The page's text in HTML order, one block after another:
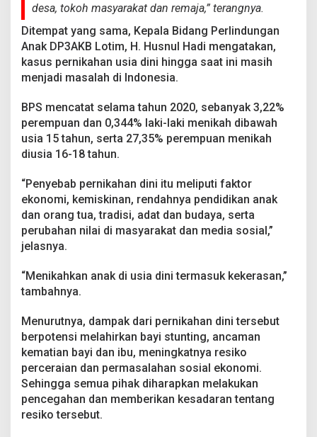
desa, tokoh masyarakat dan remaja,” terangnya.
Ditempat yang sama, Kepala Bidang Perlindungan
Anak DP3AKB Lotim, H. Husnul Hadi mengatakan,
kasus pernikahan usia dini hingga saat ini masih
menjadi masalah di Indonesia.
BPS mencatat selama tahun 2020, sebanyak 3,22%
perempuan dan 0,344% laki-laki menikah dibawah
usia 15 tahun, serta 27,35% perempuan menikah
diusia 16-18 tahun.
“Penyebab pernikahan dini itu meliputi faktor
ekonomi, kemiskinan, rendahnya pendidikan anak
dan orang tua, tradisi, adat dan budaya, serta
perubahan nilai di masyarakat dan media sosial,”
jelasnya.
“Menikahkan anak di usia dini termasuk kekerasan,”
tambahnya.
Menurutnya, dampak dari pernikahan dini tersebut
berpotensi melahirkan bayi stunting, ancaman
kematian bayi dan ibu, meningkatnya resiko
perceraian dan permasalahan sosial ekonomi.
Sehingga semua pihak diharapkan melakukan
pencegahan dan memberikan kesadaran tentang
resiko tersebut.